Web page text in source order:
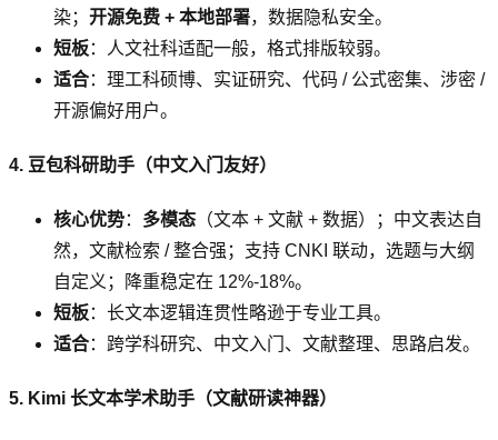
染； 开源免费 + 本地部署，数据隐私安全。
短板：人文社科适配一般，格式排版较弱。
适合：理工科硕博、实证研究、代码 / 公式密集、涉密 /
开源偏好用户。
4. 豆包科研助手（中文入门友好）
核心优势： 多模态 （文本 + 文献 + 数据）；中文表达自
然，文献检索 / 整合强；支持 CNKI 联动，选题与大纲
自定义；降重稳定在 12%-18%。
短板：长文本逻辑连贯性略逊于专业工具。
适合：跨学科研究、中文入门、文献整理、思路启发。
5. Kimi 长文本学术助手（文献研读神器）